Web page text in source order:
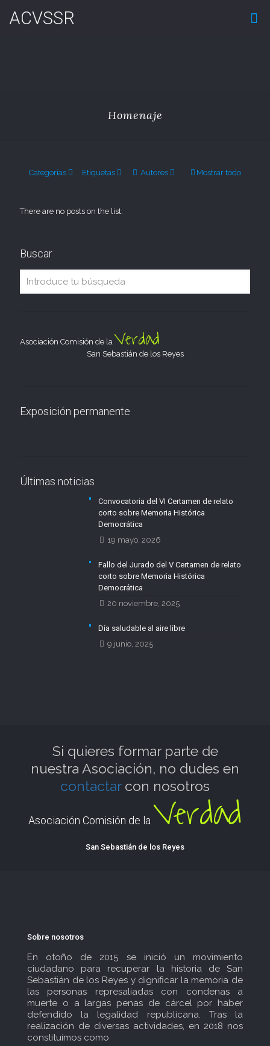
ACVSSR
Homenaje
Categorías Etiquetas Autores Mostrar todo
There are no posts on the list.
Buscar
Asociación Comisión de la Verdad
San Sebastián de los Reyes
Exposición permanente
Últimas noticias
Convocatoria del VI Certamen de relato
corto sobre Memoria Histórica
Democrática
19 mayo, 2026
Fallo del Jurado del V Certamen de relato
corto sobre Memoria Histórica
Democrática
20 noviembre, 2025
Día saludable al aire libre
9 junio, 2025
Si quieres formar parte de
nuestra Asociación, no dudes en
contactarcon nosotros
Asociación Comisión de la Verdad
San Sebastián de los Reyes
Sobre nosotros
En otoño de 2015 se inició un movimiento
ciudadano para recuperar la historia de San
Sebastián de los Reyes y dignificar la memoria de
las personas represaliadas con condenas a
muerte o a largas penas de cárcel por haber
defendido la legalidad republicana. Tras la
realización de diversas actividades, en 2018 nos
constituímos como